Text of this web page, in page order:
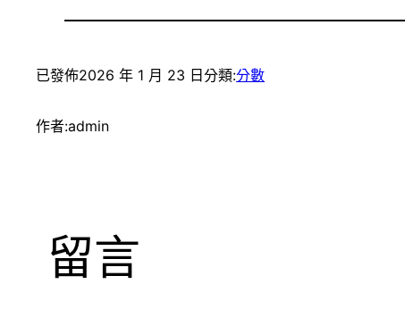
已發佈2026 年 1 月 23 日分類:分數
作者:admin
留言